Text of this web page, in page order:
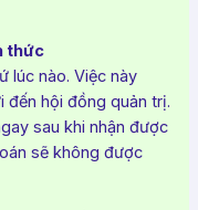
thức
lúc nào. Việc này
đến hội đồng quản trị.
sau khi nhận được
sẽ không được